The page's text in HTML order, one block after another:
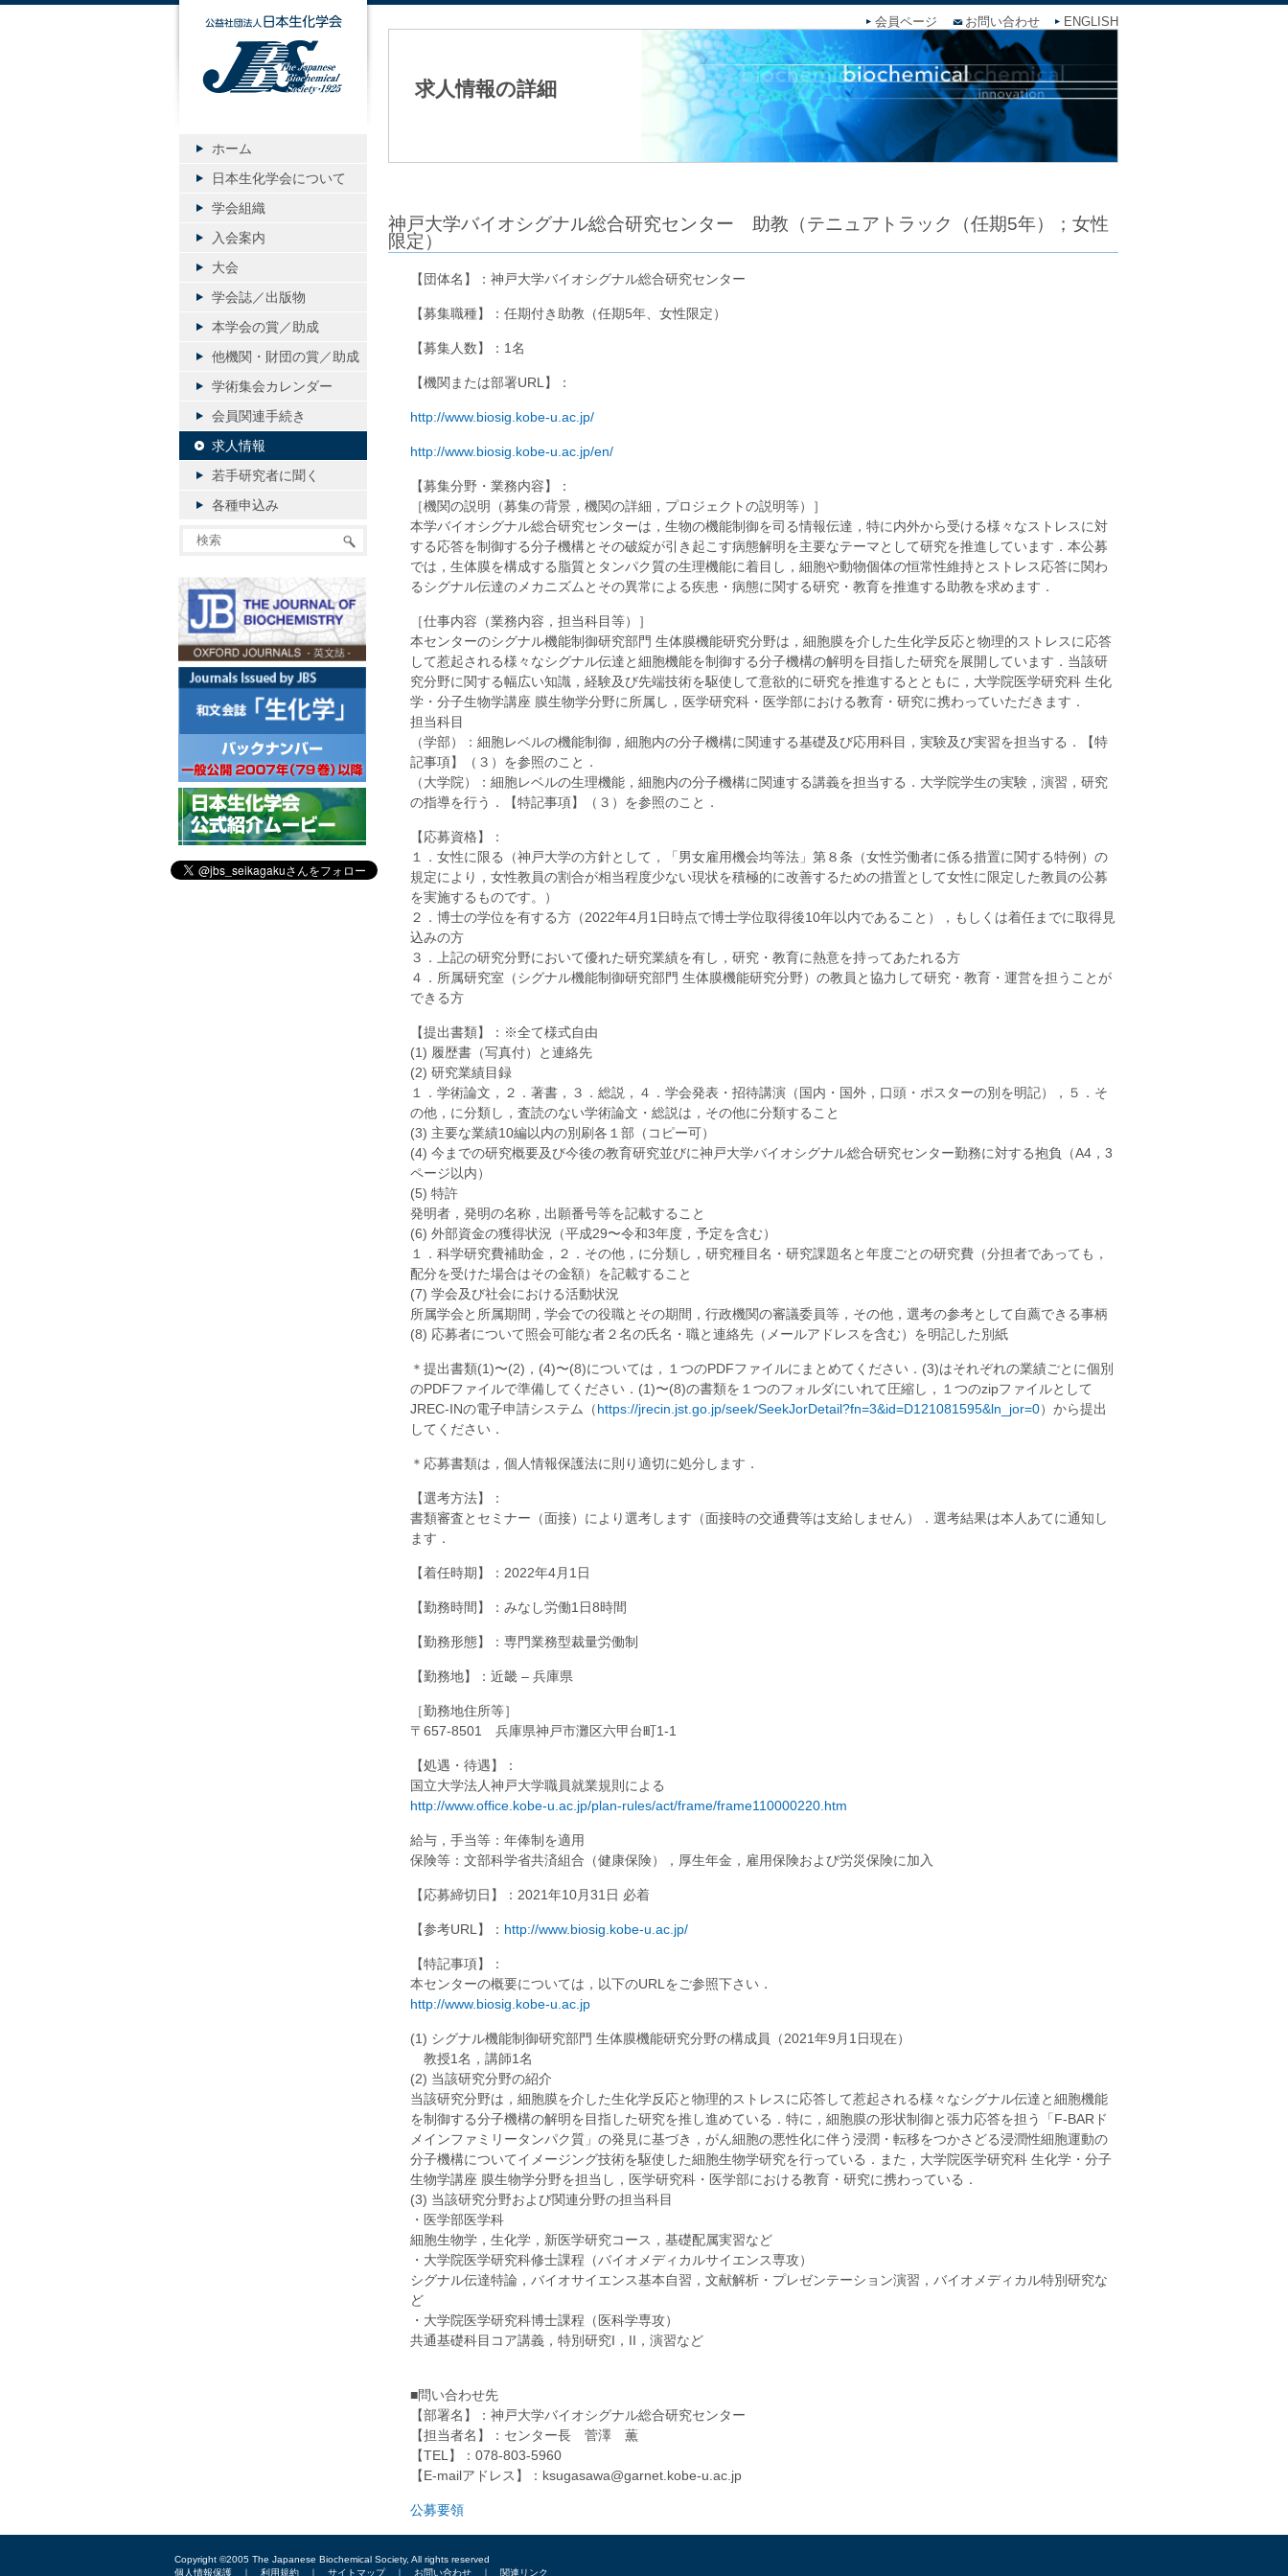
会員ページ お問い合わせ ENGLISH
求人情報の詳細
神戸大学バイオシグナル総合研究センター 助教（テニュアトラック（任期5年）；女性
限定）
【団体名】：神戸大学バイオシグナル総合研究センター
【募集職種】：任期付き助教（任期5年、女性限定）
【募集人数】：1名
【機関または部署URL】：
http://www.biosig.kobe-u.ac.jp/
http://www.biosig.kobe-u.ac.jp/en/
【募集分野・業務内容】：
［機関の説明（募集の背景，機関の詳細，プロジェクトの説明等）］
本学バイオシグナル総合研究センターは，生物の機能制御を司る情報伝達，特に内外から受ける様々なストレスに対
する応答を制御する分子機構とその破綻が引き起こす病態解明を主要なテーマとして研究を推進しています．本公募
では，生体膜を構成する脂質とタンパク質の生理機能に着目し，細胞や動物個体の恒常性維持とストレス応答に関わ
るシグナル伝達のメカニズムとその異常による疾患・病態に関する研究・教育を推進する助教を求めます．
［仕事内容（業務内容，担当科目等）］
本センターのシグナル機能制御研究部門 生体膜機能研究分野は，細胞膜を介した生化学反応と物理的ストレスに応答
して惹起される様々なシグナル伝達と細胞機能を制御する分子機構の解明を目指した研究を展開しています．当該研
究分野に関する幅広い知識，経験及び先端技術を駆使して意欲的に研究を推進するとともに，大学院医学研究科 生化
学・分子生物学講座 膜生物学分野に所属し，医学研究科・医学部における教育・研究に携わっていただきます．
担当科目
（学部）：細胞レベルの機能制御，細胞内の分子機構に関連する基礎及び応用科目，実験及び実習を担当する．【特
記事項】（３）を参照のこと．
（大学院）：細胞レベルの生理機能，細胞内の分子機構に関連する講義を担当する．大学院学生の実験，演習，研究
の指導を行う．【特記事項】（３）を参照のこと．
【応募資格】：
１．女性に限る（神戸大学の方針として，「男女雇用機会均等法」第８条（女性労働者に係る措置に関する特例）の
規定により，女性教員の割合が相当程度少ない現状を積極的に改善するための措置として女性に限定した教員の公募
を実施するものです。）
２．博士の学位を有する方（2022年4月1日時点で博士学位取得後10年以内であること），もしくは着任までに取得見
込みの方
３．上記の研究分野において優れた研究業績を有し，研究・教育に熱意を持ってあたれる方
４．所属研究室（シグナル機能制御研究部門 生体膜機能研究分野）の教員と協力して研究・教育・運営を担うことが
できる方
【提出書類】：※全て様式自由
(1) 履歴書（写真付）と連絡先
(2) 研究業績目録
１．学術論文，２．著書，３．総説，４．学会発表・招待講演（国内・国外，口頭・ポスターの別を明記），５．そ
の他，に分類し，査読のない学術論文・総説は，その他に分類すること
(3) 主要な業績10編以内の別刷各１部（コピー可）
(4) 今までの研究概要及び今後の教育研究並びに神戸大学バイオシグナル総合研究センター勤務に対する抱負（A4，3
ページ以内）
(5) 特許
発明者，発明の名称，出願番号等を記載すること
(6) 外部資金の獲得状況（平成29〜令和3年度，予定を含む）
１．科学研究費補助金，２．その他，に分類し，研究種目名・研究課題名と年度ごとの研究費（分担者であっても，
配分を受けた場合はその金額）を記載すること
(7) 学会及び社会における活動状況
所属学会と所属期間，学会での役職とその期間，行政機関の審議委員等，その他，選考の参考として自薦できる事柄
(8) 応募者について照会可能な者２名の氏名・職と連絡先（メールアドレスを含む）を明記した別紙
＊提出書類(1)〜(2)，(4)〜(8)については，１つのPDFファイルにまとめてください．(3)はそれぞれの業績ごとに個別
のPDFファイルで準備してください．(1)〜(8)の書類を１つのフォルダにいれて圧縮し，１つのzipファイルとして
JREC-INの電子申請システム（https://jrecin.jst.go.jp/seek/SeekJorDetail?fn=3&id=D121081595&ln_jor=0）から提出
してください．
＊応募書類は，個人情報保護法に則り適切に処分します．
【選考方法】：
書類審査とセミナー（面接）により選考します（面接時の交通費等は支給しません）．選考結果は本人あてに通知し
ます．
【着任時期】：2022年4月1日
【勤務時間】：みなし労働1日8時間
【勤務形態】：専門業務型裁量労働制
【勤務地】：近畿 – 兵庫県
［勤務地住所等］
〒657-8501 兵庫県神戸市灘区六甲台町1-1
【処遇・待遇】：
国立大学法人神戸大学職員就業規則による
http://www.office.kobe-u.ac.jp/plan-rules/act/frame/frame110000220.htm
給与，手当等：年俸制を適用
保険等：文部科学省共済組合（健康保険），厚生年金，雇用保険および労災保険に加入
【応募締切日】：2021年10月31日 必着
【参考URL】： http://www.biosig.kobe-u.ac.jp/
【特記事項】：
本センターの概要については，以下のURLをご参照下さい．
http://www.biosig.kobe-u.ac.jp
(1) シグナル機能制御研究部門 生体膜機能研究分野の構成員（2021年9月1日現在）
教授1名，講師1名
(2) 当該研究分野の紹介
当該研究分野は，細胞膜を介した生化学反応と物理的ストレスに応答して惹起される様々なシグナル伝達と細胞機能
を制御する分子機構の解明を目指した研究を推し進めている．特に，細胞膜の形状制御と張力応答を担う「F-BARド
メインファミリータンパク質」の発見に基づき，がん細胞の悪性化に伴う浸潤・転移をつかさどる浸潤性細胞運動の
分子機構についてイメージング技術を駆使した細胞生物学研究を行っている．また，大学院医学研究科 生化学・分子
生物学講座 膜生物学分野を担当し，医学研究科・医学部における教育・研究に携わっている．
(3) 当該研究分野および関連分野の担当科目
・医学部医学科
細胞生物学，生化学，新医学研究コース，基礎配属実習など
・大学院医学研究科修士課程（バイオメディカルサイエンス専攻）
シグナル伝達特論，バイオサイエンス基本自習，文献解析・プレゼンテーション演習，バイオメディカル特別研究な
ど
・大学院医学研究科博士課程（医科学専攻）
共通基礎科目コア講義，特別研究I，II，演習など
■問い合わせ先
【部署名】：神戸大学バイオシグナル総合研究センター
【担当者名】：センター長 菅澤 薫
【TEL】：078-803-5960
【E-mailアドレス】：ksugasawa@garnet.kobe-u.ac.jp
公募要領
公益社団法人日本生化学会
ホーム
日本生化学会について
学会組織
入会案内
大会
学会誌／出版物
本学会の賞／助成
他機関・財団の賞／助成
学術集会カレンダー
会員関連手続き
求人情報
若手研究者に聞く
各種申込み
Copyright ©2005 The Japanese Biochemical Society, All rights reserved
個人情報保護 ｜ 利用規約 ｜ サイトマップ｜ お問い合わせ ｜ 関連リンク